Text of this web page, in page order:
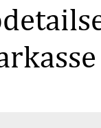
auf
100